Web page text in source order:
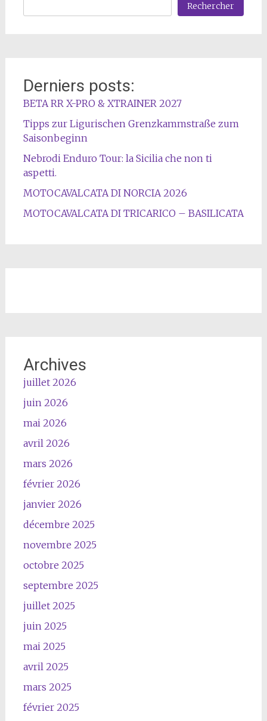
Rechercher
Derniers posts:
BETA RR X-PRO & XTRAINER 2027
Tipps zur Ligurischen Grenzkammstraße zum
Saisonbeginn
Nebrodi Enduro Tour: la Sicilia che non ti
aspetti.
MOTOCAVALCATA DI NORCIA 2026
MOTOCAVALCATA DI TRICARICO – BASILICATA
Archives
juillet 2026
juin 2026
mai 2026
avril 2026
mars 2026
février 2026
janvier 2026
décembre 2025
novembre 2025
octobre 2025
septembre 2025
juillet 2025
juin 2025
mai 2025
avril 2025
mars 2025
février 2025